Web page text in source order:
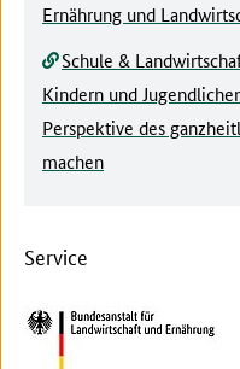
Ernährung und
Schule &
Kindern und
Perspektive des
machen
Service